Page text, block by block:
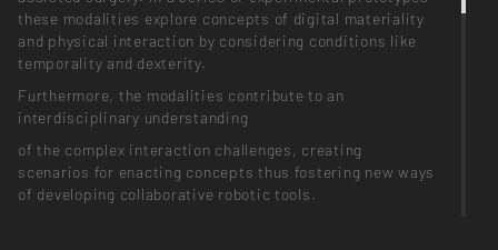
these modalities explore concepts of digital materiality
and physical interaction by considering conditions like
temporality and dexterity.
Furthermore, the modalities contribute to an
interdisciplinary understanding
of the complex interaction challenges, creating
scenarios for enacting concepts thus fostering new ways
of developing collaborative robotic tools.